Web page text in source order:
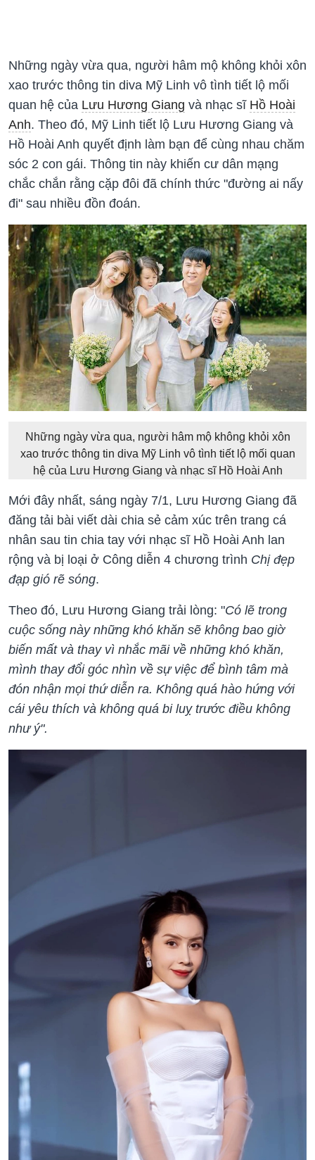
Những ngày vừa qua, người hâm mộ không khỏi xôn
xao trước thông tin diva Mỹ Linh vô tình tiết lộ mối
quan hệ của Lưu Hương Giang và nhạc sĩ Hồ Hoài
Anh. Theo đó, Mỹ Linh tiết lộ Lưu Hương Giang và
Hồ Hoài Anh quyết định làm bạn để cùng nhau chăm
sóc 2 con gái. Thông tin này khiến cư dân mạng
chắc chắn rằng cặp đôi đã chính thức "đường ai nấy
đi" sau nhiều đồn đoán.
Những ngày vừa qua, người hâm mộ không khỏi xôn
xao trước thông tin diva Mỹ Linh vô tình tiết lộ mối quan
hệ của Lưu Hương Giang và nhạc sĩ Hồ Hoài Anh
Mới đây nhất, sáng ngày 7/1, Lưu Hương Giang đã
đăng tải bài viết dài chia sẻ cảm xúc trên trang cá
nhân sau tin chia tay với nhạc sĩ Hồ Hoài Anh lan
rộng và bị loại ở Công diễn 4 chương trình Chị đẹp
đạp gió rẽ sóng.
Theo đó, Lưu Hương Giang trải lòng: "Có lẽ trong
cuộc sống này những khó khăn sẽ không bao giờ
biến mất và thay vì nhắc mãi về những khó khăn,
mình thay đổi góc nhìn về sự việc để bình tâm mà
đón nhận mọi thứ diễn ra. Không quá hào hứng với
cái yêu thích và không quá bi luỵ trước điều không
như ý".